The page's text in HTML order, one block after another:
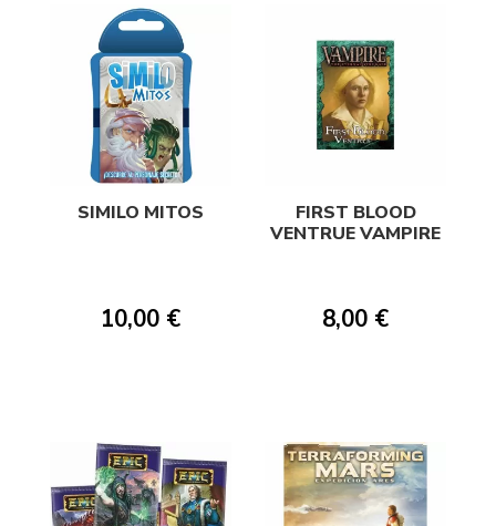
SIMILO MITOS
10,00 €
FIRST BLOOD
VENTRUE VAMPIRE
8,00 €